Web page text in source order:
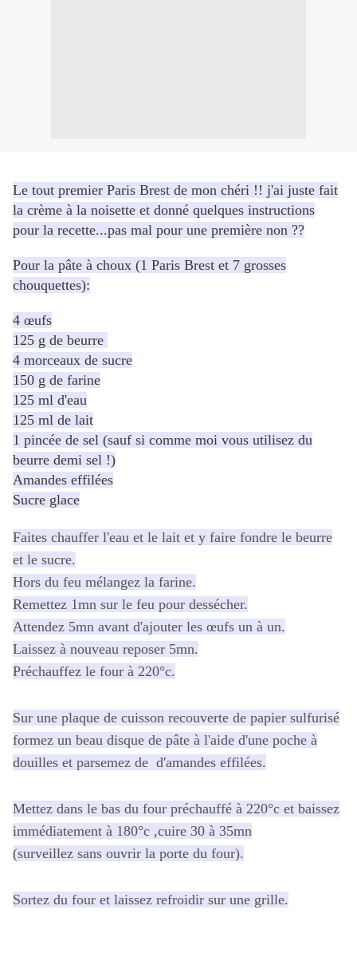
Le tout premier Paris Brest de mon chéri !! j'ai juste fait
la crème à la noisette et donné quelques instructions
pour la recette...pas mal pour une première non ??
Pour la pâte à choux (1 Paris Brest et 7 grosses
chouquettes):
4 œufs
125 g de beurre
4 morceaux de sucre
150 g de farine
125 ml d'eau
125 ml de lait
1 pincée de sel (sauf si comme moi vous utilisez du
beurre demi sel !)
Amandes effilées
Sucre glace
Faites chauffer l'eau et le lait et y faire fondre le beurre
et le sucre.
Hors du feu mélangez la farine.
Remettez 1mn sur le feu pour dessécher.
Attendez 5mn avant d'ajouter les œufs un à un.
Laissez à nouveau reposer 5mn.
Préchauffez le four à 220°c.
Sur une plaque de cuisson recouverte de papier sulfurisé
formez un beau disque de pâte à l'aide d'une poche à
douilles et parsemez de d'amandes effilées.
Mettez dans le bas du four préchauffé à 220°c et baissez
immédiatement à 180°c ,cuire 30 à 35mn
(surveillez sans ouvrir la porte du four).
Sortez du four et laissez refroidir sur une grille.